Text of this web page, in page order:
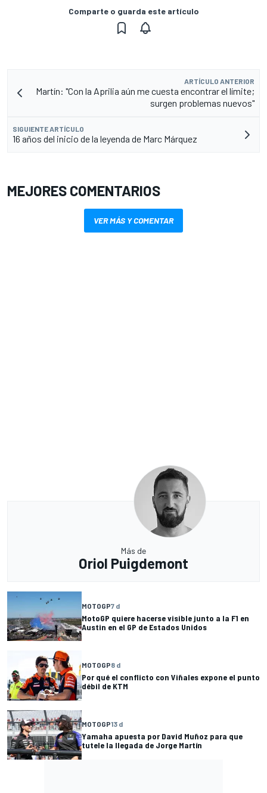
Comparte o guarda este artículo
ARTÍCULO ANTERIOR
Martín: "Con la Aprilia aún me cuesta encontrar el límite;
surgen problemas nuevos"
SIGUIENTE ARTÍCULO
16 años del inicio de la leyenda de Marc Márquez
MEJORES COMENTARIOS
VER MÁS Y COMENTAR
Más de
Oriol Puigdemont
MOTOGP7 d
MotoGP quiere hacerse visible junto a la F1 en
Austin en el GP de Estados Unidos
MOTOGP8 d
Por qué el conflicto con Viñales expone el punto
débil de KTM
MOTOGP13 d
Yamaha apuesta por David Muñoz para que
tutele la llegada de Jorge Martín